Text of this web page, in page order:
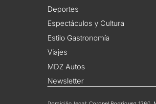
Deportes
Espectáculos y Cultura
Estilo Gastronomía
Viajes
MDZ Autos
Newsletter